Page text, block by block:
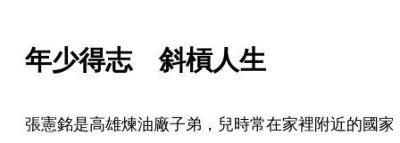
年少得志　斜槓人生
張憲銘是高雄煉油廠子弟，兒時常在家裡附近的國家